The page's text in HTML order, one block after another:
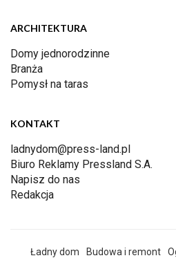
ARCHITEKTURA
Domy jednorodzinne
Branża
Pomysł na taras
KONTAKT
ladnydom@press-land.pl
Biuro Reklamy Pressland S.A.
Napisz do nas
Redakcja
Ładny dom Budowa i remont